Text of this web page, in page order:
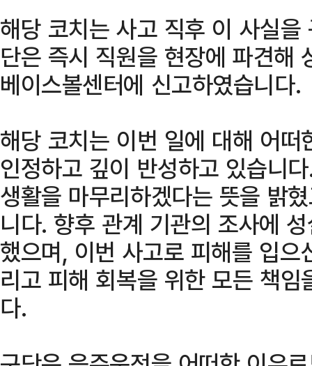
해당 코치는 사고 직후 이 사실
단은 즉시 직원을 현장에 파견해
베이스볼센터에 신고하였습니다.
해당 코치는 이번 일에 대해 어
인정하고 깊이 반성하고 있습니
생활을 마무리하겠다는 뜻을 밝
니다. 향후 관계 기관의 조사에
했으며, 이번 사고로 피해를 입
리고 피해 회복을 위한 모든 책
다.